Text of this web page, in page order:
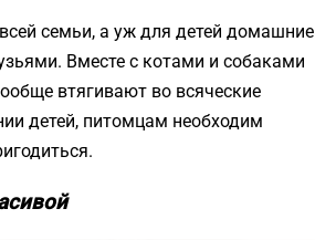
семьи, а уж для детей домашние
Вместе с котами и собаками
втягивают во всяческие
детей, питомцам необходим